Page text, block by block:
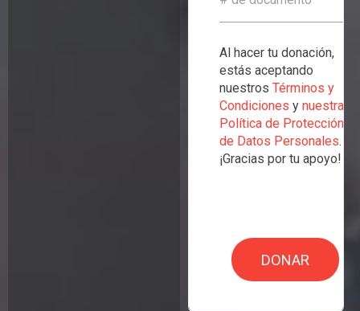
Al hacer tu donación,
estás aceptando
nuestrosTérminos y
Condiciones ynuestra
Política de Protección
de Datos Personales.
¡Gracias por tu apoyo!
DONAR